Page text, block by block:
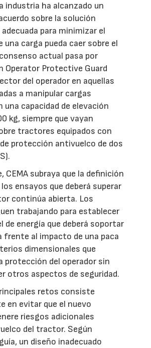
industria ha alcanzado un
sobre la solución
para minimizar el
una carga pueda caer sobre el
actual pasa por
Operator Protective Guard
del operador en aquellas
a manipular cargas
una capacidad de elevación
kg, siempre que vayan
tractores equipados con
protección antivuelco de dos
CEMA subraya que la definición
ensayos que deberá superar
continúa abierta. Los
trabajando para establecer
de energía que deberá soportar
frente al impacto de una paca
dimensionales que
protección del operador sin
otros aspectos de seguridad.
retos consiste
en evitar que el nuevo
riesgos adicionales
del tractor. Según
un diseño inadecuado